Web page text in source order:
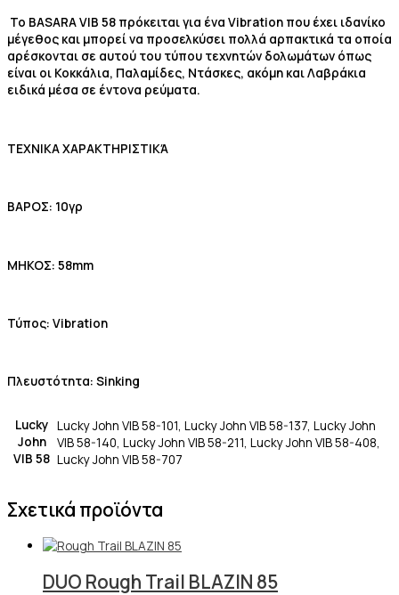
Το BASARA VIB 58 πρόκειται για ένα Vibration που έχει ιδανίκο
μέγεθος και μπορεί να προσελκύσει πολλά αρπακτικά τα οποία
αρέσκονται σε αυτού του τύπου τεχνητών δολωμάτων όπως
είναι οι Κοκκάλια, Παλαμίδες, Ντάσκες, ακόμη και Λαβράκια
ειδικά μέσα σε έντονα ρεύματα.
ΤΕΧΝΙΚΑ ΧΑΡΑΚΤΗΡΙΣΤΙΚΆ
ΒΑΡΟΣ: 10γρ
ΜΗΚΟΣ: 58mm
Τύπος: Vibration
Πλευστότητα: Sinking
Lucky
John
VIB 58
Lucky John VIB 58-101, Lucky John VIB 58-137, Lucky John
VIB 58-140, Lucky John VIB 58-211, Lucky John VIB 58-408,
Lucky John VIB 58-707
Σχετικά προϊόντα
DUO Rough Trail BLAZIN 85